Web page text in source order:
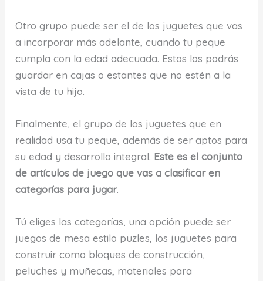
Otro grupo puede ser el de los juguetes que vas
a incorporar más adelante, cuando tu peque
cumpla con la edad adecuada. Estos los podrás
guardar en cajas o estantes que no estén a la
vista de tu hijo.
Finalmente, el grupo de los juguetes que en
realidad usa tu peque, además de ser aptos para
su edad y desarrollo integral. Este es el conjunto
de artículos de juego que vas a clasificar en
categorías para jugar.
Tú eliges las categorías, una opción puede ser
juegos de mesa estilo puzles, los juguetes para
construir como bloques de construcción,
peluches y muñecas, materiales para